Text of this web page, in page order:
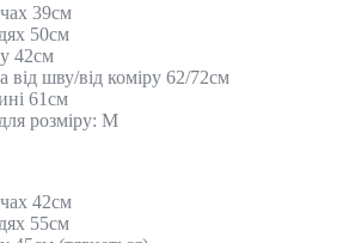
39см
50см
42см
від шву/від коміру 62/72см
61см
розміру: М
42см
55см